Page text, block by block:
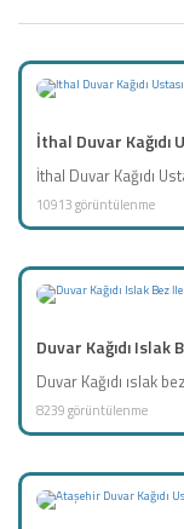
İthal Duvar Kağıdı
İthal Duvar Kağıdı
10913 görüntülenme
Duvar Kağıdı
Duvar Kağıdı ıslak
8239 görüntülenme